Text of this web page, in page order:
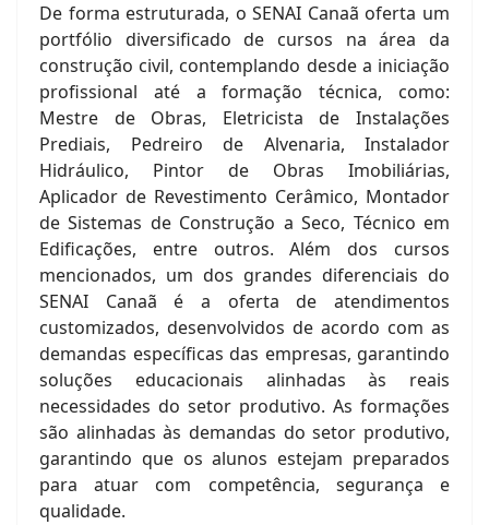
De forma estruturada, o SENAI Canaã oferta um
portfólio diversificado de cursos na área da
construção civil, contemplando desde a iniciação
profissional até a formação técnica, como:
Mestre de Obras, Eletricista de Instalações
Prediais, Pedreiro de Alvenaria, Instalador
Hidráulico, Pintor de Obras Imobiliárias,
Aplicador de Revestimento Cerâmico, Montador
de Sistemas de Construção a Seco, Técnico em
Edificações, entre outros. Além dos cursos
mencionados, um dos grandes diferenciais do
SENAI Canaã é a oferta de atendimentos
customizados, desenvolvidos de acordo com as
demandas específicas das empresas, garantindo
soluções educacionais alinhadas às reais
necessidades do setor produtivo. As formações
são alinhadas às demandas do setor produtivo,
garantindo que os alunos estejam preparados
para atuar com competência, segurança e
qualidade.